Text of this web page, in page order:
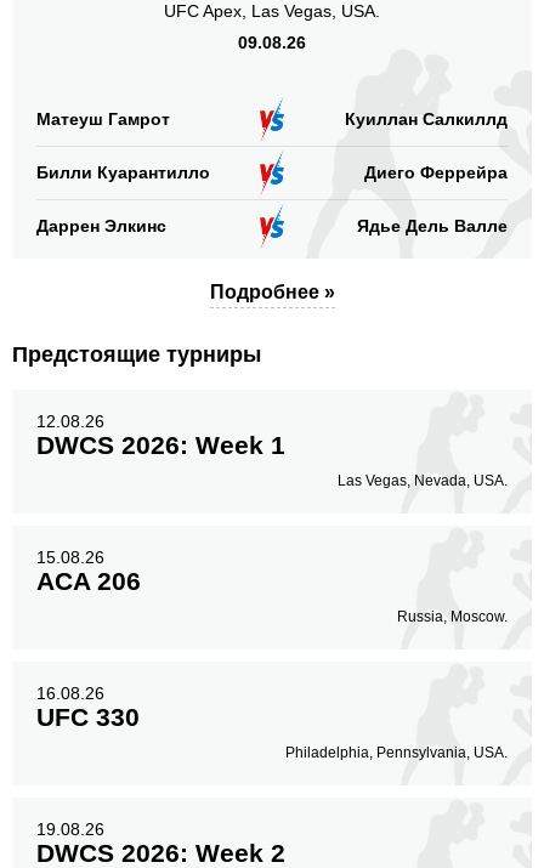
UFC Apex, Las Vegas, USA.
09.08.26
Матеуш Гамрот Куиллан Салкиллд
Билли Куарантилло Диего Феррейра
Даррен Элкинс Ядье Дель Валле
Подробнее »
Предстоящие турниры
12.08.26
DWCS 2026: Week 1
Las Vegas, Nevada, USA.
15.08.26
ACA 206
Russia, Moscow.
16.08.26
UFC 330
Philadelphia, Pennsylvania, USA.
19.08.26
DWCS 2026: Week 2